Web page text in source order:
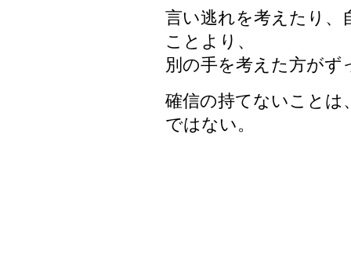
言い逃れを考えたり、
ことより、
別の手を考えた方がず
確信の持てないことは
ではない。